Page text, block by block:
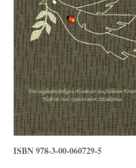
ISBN 978-3-00-060729-5